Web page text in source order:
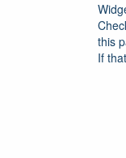
this
If